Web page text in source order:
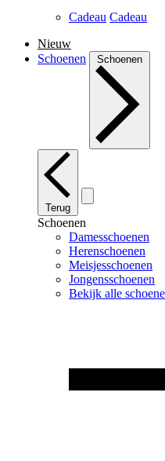
Cadeau Cadeau
Nieuw
Schoenen
Schoenen
Terug
Schoenen
Damesschoenen
Herenschoenen
Meisjesschoenen
Jongensschoenen
Bekijk alle